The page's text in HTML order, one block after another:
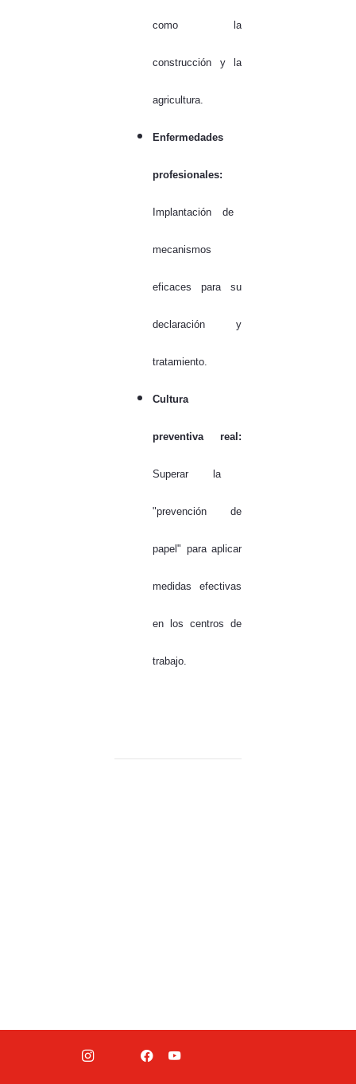
como la
construcción y la
agricultura.
Enfermedades
profesionales:
Implantación de
mecanismos
eficaces para su
declaración y
tratamiento.
Cultura
preventiva real:
Superar la
"prevención de
papel" para aplicar
medidas efectivas
en los centros de
trabajo.